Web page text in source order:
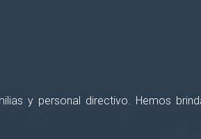
y personal directivo. Hemos